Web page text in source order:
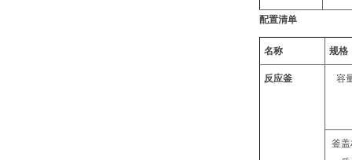
配置清单
名称 规格
反应釜 容
釜盖